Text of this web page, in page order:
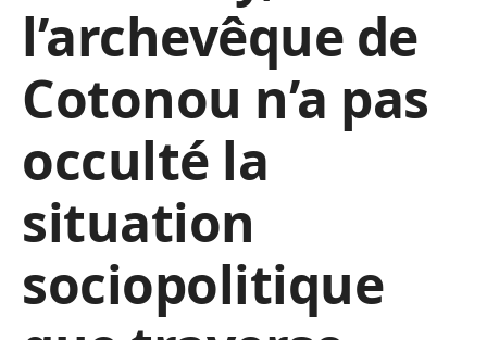
l’archevêque de
Cotonou n’a pas
occulté la
situation
sociopolitique